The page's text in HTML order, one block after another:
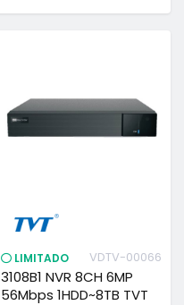
LIMITADO VDTV-00066
3108B1 NVR 8CH 6MP
56Mbps 1HDD~8TB TVT